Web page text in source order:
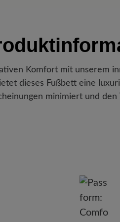
Komfort mit unserem
dieses Fußbett eine
minimiert und